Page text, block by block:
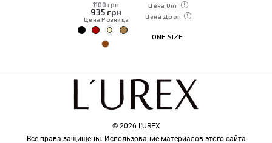
1100 грн
935грн
Цена Розница
Цена Опт
Цена Дроп
ONE SIZE
© 2026 L'UREX
Все права защищены. Использование материалов этого сайта